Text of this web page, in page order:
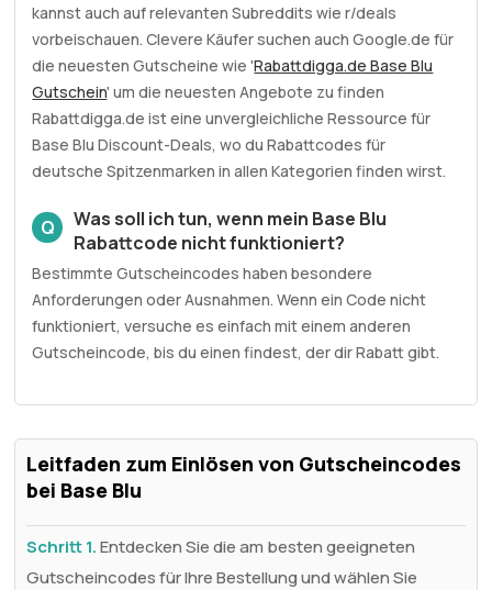
kannst auch auf relevanten Subreddits wie r/deals
vorbeischauen. Clevere Käufer suchen auch Google.de für
die neuesten Gutscheine wie 'Rabattdigga.de Base Blu
Gutschein' um die neuesten Angebote zu finden
Rabattdigga.de ist eine unvergleichliche Ressource für
Base Blu Discount-Deals, wo du Rabattcodes für
deutsche Spitzenmarken in allen Kategorien finden wirst.
Q
Was soll ich tun, wenn mein Base Blu
Rabattcode nicht funktioniert?
Bestimmte Gutscheincodes haben besondere
Anforderungen oder Ausnahmen. Wenn ein Code nicht
funktioniert, versuche es einfach mit einem anderen
Gutscheincode, bis du einen findest, der dir Rabatt gibt.
Leitfaden zum Einlösen von Gutscheincodes
bei Base Blu
Schritt 1.Entdecken Sie die am besten geeigneten
Gutscheincodes für Ihre Bestellung und wählen Sie